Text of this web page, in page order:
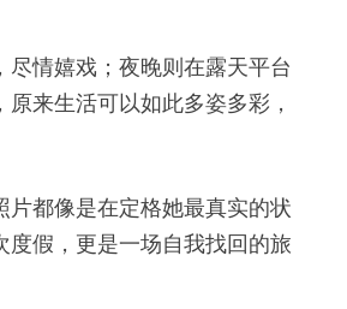
情嬉戏；夜晚则在露天平台
来生活可以如此多姿多彩，
都像是在定格她最真实的状
假，更是一场自我找回的旅